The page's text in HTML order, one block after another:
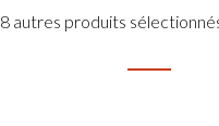
8 autres produits